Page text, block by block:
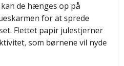
de hænges op på
for at sprede
Flettet papir julestjerner
som børnene vil nyde